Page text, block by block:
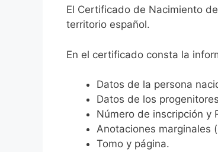
El Certificado de Nacimiento
territorio español.
En el certificado consta la
Datos de la persona
Datos de los
Número de inscripción y
Anotaciones marginales
Tomo y página.